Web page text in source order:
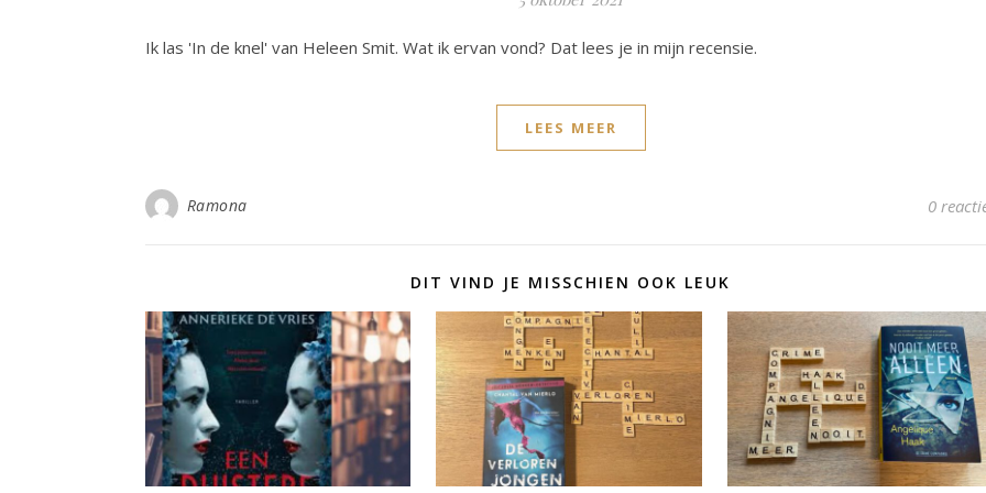
Ik las 'In de knel' van Heleen Smit. Wat ik ervan vond? Dat lees je in mijn recensie.
LEES MEER
Ramona 0
DIT VIND JE MISSCHIEN OOK LEUK